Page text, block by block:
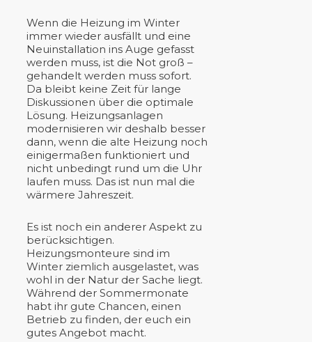
Wenn die Heizung im Winter
immer wieder ausfällt und eine
Neuinstallation ins Auge gefasst
werden muss, ist die Not groß –
gehandelt werden muss sofort.
Da bleibt keine Zeit für lange
Diskussionen über die optimale
Lösung. Heizungsanlagen
modernisieren wir deshalb besser
dann, wenn die alte Heizung noch
einigermaßen funktioniert und
nicht unbedingt rund um die Uhr
laufen muss. Das ist nun mal die
wärmere Jahreszeit.
Es ist noch ein anderer Aspekt zu
berücksichtigen.
Heizungsmonteure sind im
Winter ziemlich ausgelastet, was
wohl in der Natur der Sache liegt.
Während der Sommermonate
habt ihr gute Chancen, einen
Betrieb zu finden, der euch ein
gutes Angebot macht.